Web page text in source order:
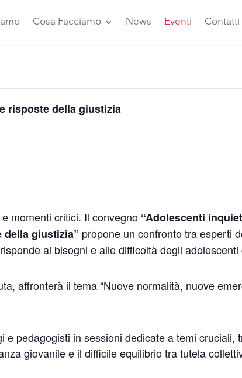
Cosa Facciamo News Eventi Contatti
risposte della giustizia
momenti critici. Il convegno “Adolescenti
giustizia” propone un confronto tra esperti
ai bisogni e alle difficoltà degli adolescenti
affronterà il tema “Nuove normalità, nuove
pedagogisti in sessioni dedicate a temi cruciali,
giovanile e il difficile equilibrio tra tutela